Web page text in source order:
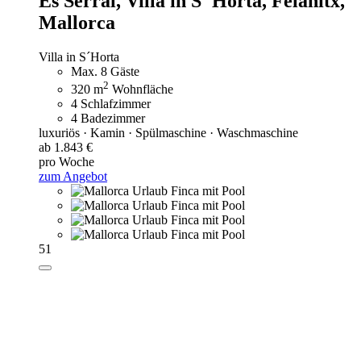
Mallorca
Villa in S´Horta
Max. 8 Gäste
320 m2 Wohnfläche
4 Schlafzimmer
4 Badezimmer
luxuriös · Kamin · Spülmaschine · Waschmaschine
ab 1.843 €
pro Woche
zum Angebot
51